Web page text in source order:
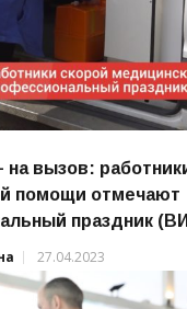
на вызов:
праздник
27.04.2023